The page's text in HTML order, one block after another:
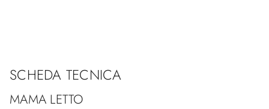
SCHEDA TECNICA
MAMA LETTO